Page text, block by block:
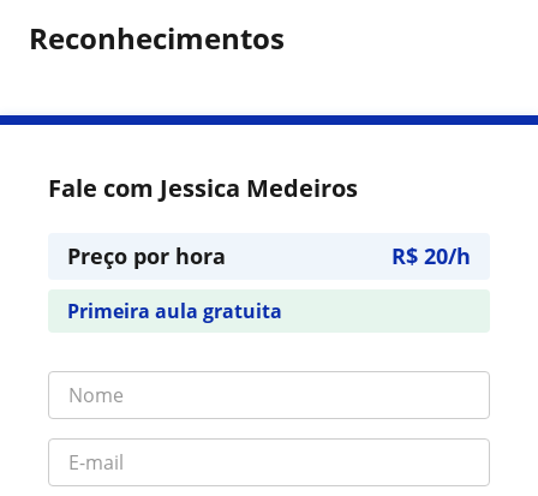
Reconhecimentos
Fale com Jessica Medeiros
Preço por hora R$ 20/h
Primeira aula gratuita